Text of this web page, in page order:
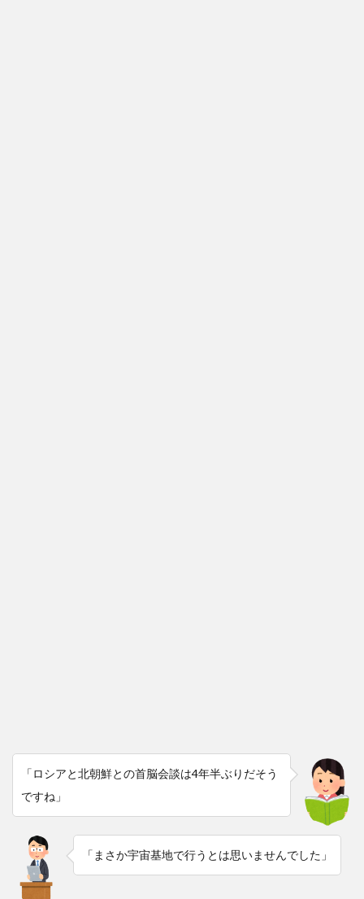
「ロシアと北朝鮮との首脳会談は4年半ぶりだそう
ですね」
「まさか宇宙基地で行うとは思いませんでした」